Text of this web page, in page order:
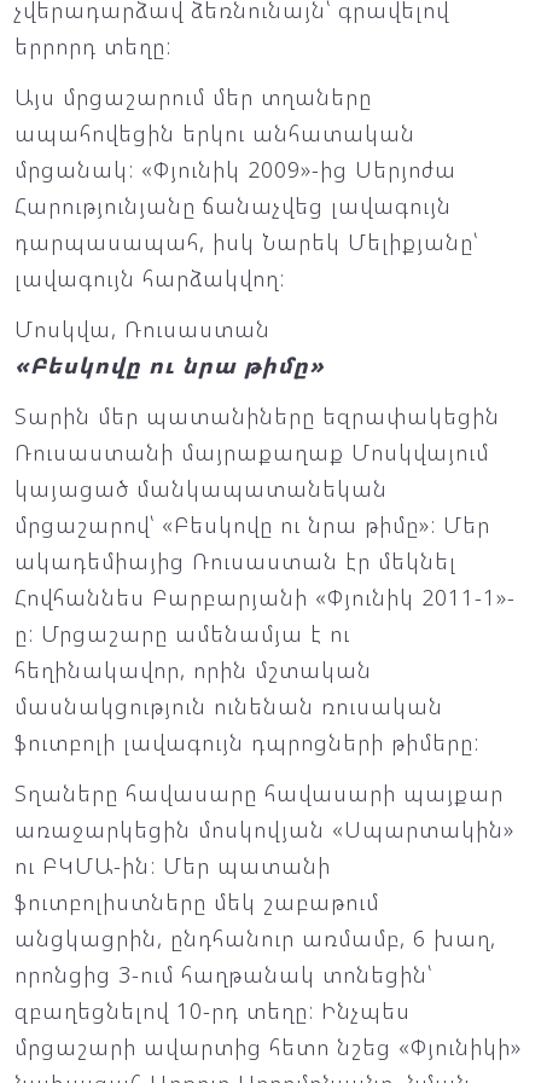
չվերադարձավ ձեռնունայն՝ գրավելով
երրորդ տեղը:
Այս մրցաշարում մեր տղաները
ապահովեցին երկու անհատական
մրցանակ: «Փյունիկ 2009»-ից Սերյոժա
Հարությունյանը ճանաչվեց լավագույն
դարպասապահ, իսկ Նարեկ Մելիքյանը՝
լավագույն հարձակվող:
Մոսկվա, Ռուսաստան
«Բեսկովը ու նրա թիմը»
Տարին մեր պատանիները եզրափակեցին
Ռուսաստանի մայրաքաղաք Մոսկվայում
կայացած մանկապատանեկան
մրցաշարով՝ «Բեսկովը ու նրա թիմը»: Մեր
ակադեմիայից Ռուսաստան էր մեկնել
Հովհաննես Բարբարյանի «Փյունիկ 2011-1»-
ը: Մրցաշարը ամենամյա է ու
հեղինակավոր, որին մշտական
մասնակցություն ունենան ռուսական
ֆուտբոլի լավագույն դպրոցների թիմերը:
Տղաները հավասարը հավասարի պայքար
առաջարկեցին մոսկովյան «Սպարտակին»
ու ԲԿՄԱ-ին: Մեր պատանի
ֆուտբոլիստները մեկ շաբաթում
անցկացրին, ընդհանուր առմամբ, 6 խաղ,
որոնցից 3-ում հաղթանակ տոնեցին՝
զբաղեցնելով 10-րդ տեղը: Ինչպես
մրցաշարի ավարտից հետո նշեց «Փյունիկի»